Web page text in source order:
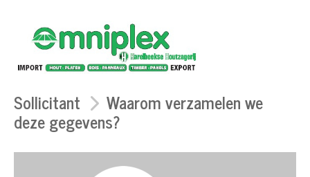
Sollicitant Waarom verzamelen we
deze gegevens?